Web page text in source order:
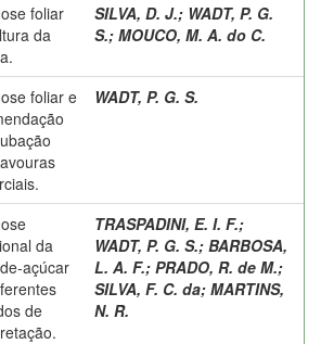
foliar
da
SILVA, D. J.; WADT, P. G.
S.; MOUCO, M. A. do C.
foliar e
WADT, P. G. S.
da
açúcar
de
TRASPADINI, E. I. F.;
WADT, P. G. S.; BARBOSA,
L. A. F.; PRADO, R. de M.;
SILVA, F. C. da; MARTINS,
N. R.